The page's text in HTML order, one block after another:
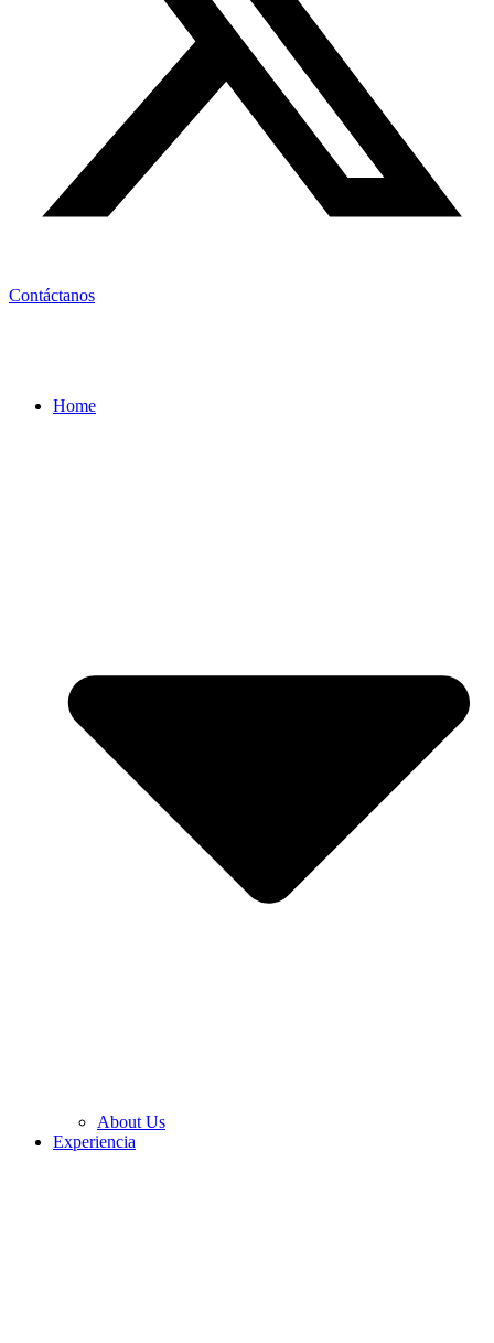
Contáctanos
Home
About Us
Experiencia